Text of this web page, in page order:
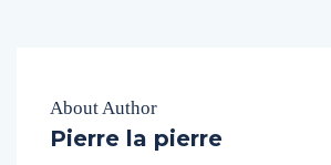
About Author
Pierre la pierre